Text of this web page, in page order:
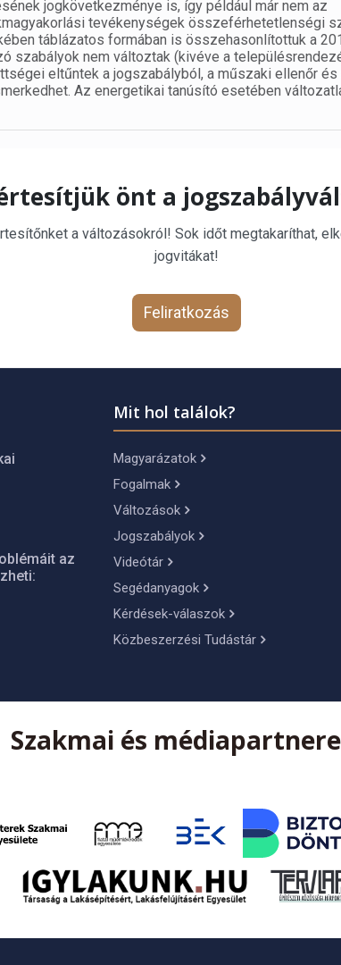
jogkövetkezménye is, így például már nem az
tevékenységek összeférhetetlenségi
táblázatos formában is összehasonlítottuk a
szabályok nem változtak (kivéve a
eltűntek a jogszabályból, a műszaki ellenőr
Az energetikai tanúsító esetében
önt a
a változásokról! Sok időt megtakaríthat,
jogvitákat!
Feliratkozás
az
Mit hol találok?
Magyarázatok
Fogalmak
Változások
Jogszabályok
Videótár
Segédanyagok
Kérdések-válaszok
Közbeszerzési Tudástár
Szakmai és